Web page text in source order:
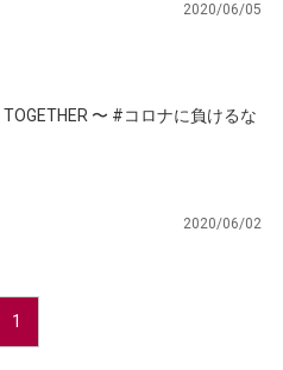
2020/06/05
TOGETHER 〜 #コロナに負けるな
2020/06/02
1